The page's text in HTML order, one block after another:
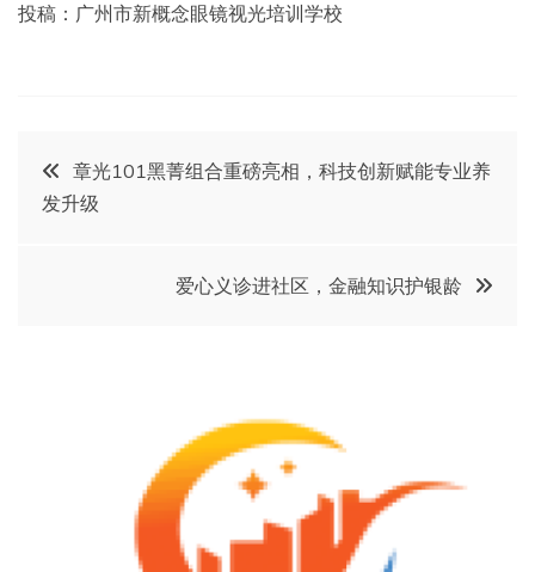
投稿：广州市新概念眼镜视光培训学校
文
章
章光101黑菁组合重磅亮相，科技创新赋能专业养
发升级
爱心义诊进社区，金融知识护银龄